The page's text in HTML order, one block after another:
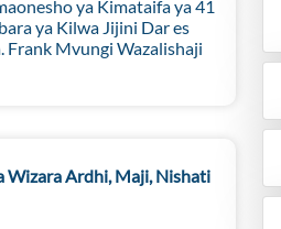
ya Kimataifa ya 41
ya Kilwa Jijini Dar es
Frank Mvungi Wazalishaji
Wizara Ardhi, Maji, Nishati